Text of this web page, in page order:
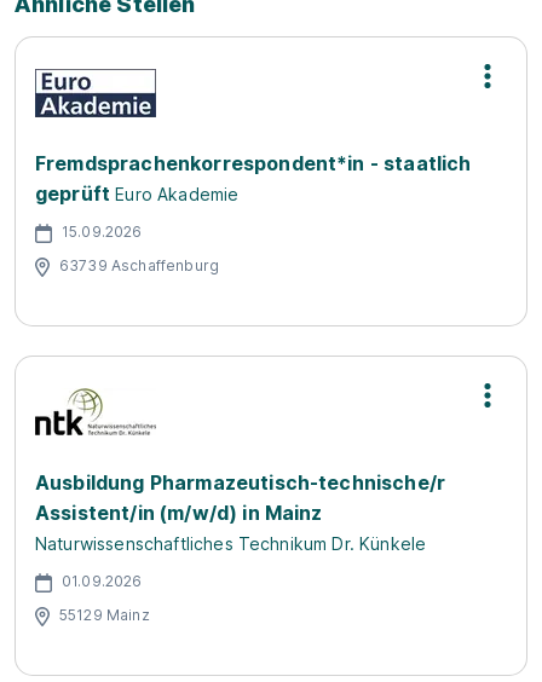
Fremdsprachenkorrespondent*in - staatlich
geprüft Euro Akademie
15.09.2026
63739 Aschaffenburg
Ausbildung Pharmazeutisch-technische/r
Assistent/in (m/w/d) in Mainz
Naturwissenschaftliches Technikum Dr. Künkele
01.09.2026
55129 Mainz